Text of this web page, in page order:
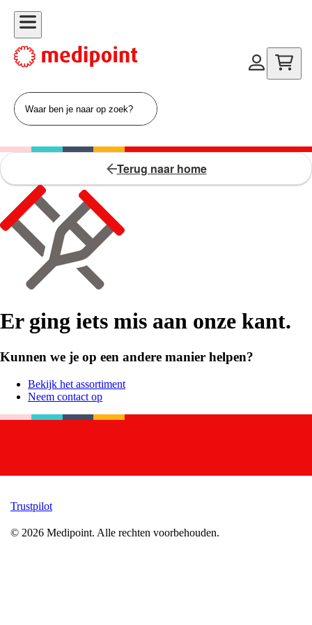
Terug naar home
Er ging iets mis aan onze kant.
Kunnen we je op een andere manier helpen?
Bekijk het assortiment
Neem contact op
Trustpilot
© 2026 Medipoint. Alle rechten voorbehouden.